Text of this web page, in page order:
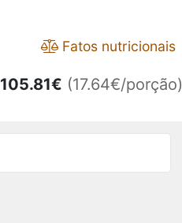
Fatos nutricionais
105.81€ (17.64€/porção)